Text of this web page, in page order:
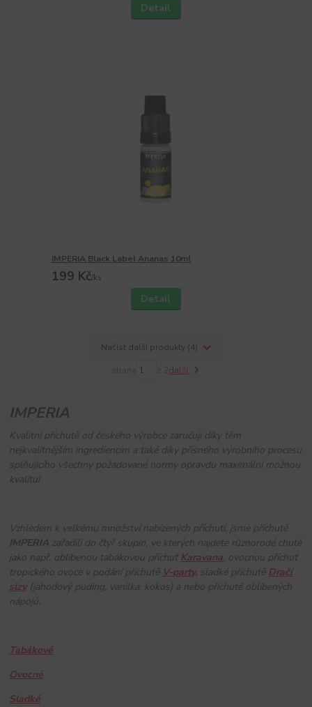
Detail
IMPERIA Black Label Ananas 10ml
199 Kč/ks
Detail
Načíst další produkty (4)
další
IMPERIA
Kvalitní příchutě od českého výrobce zaručují díky těm
nejkvalitnějším ingrediencím a také díky přísného výrobního procesu
splňujícího všechny požadované normy opravdu maximální možnou
kvalitu!
Vzhledem k velkému množství nabízených příchutí, jsme příchutě
IMPERIA zařadili do čtyř skupin, ve kterých najdete různorodé chutě
jako např. oblíbenou tabákovou příchuť Karavana, ovocnou příchuť
tropického ovoce v podání příchutě V-party, sladké příchutě Dračí
slzy(jahodový puding, vanilka, kokos) a nebo příchutě oblíbených
nápojů.
Tabákové
Ovocné
Sladké